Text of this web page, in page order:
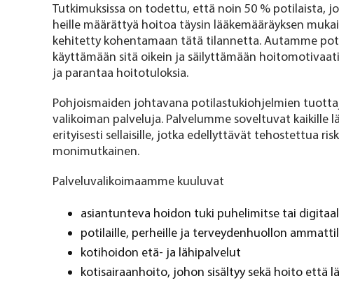
Tutkimuksissa on todettu, että noin 50 % potilaista,
heille määrättyä hoitoa täysin lääkemääräyksen
kehitetty kohentamaan tätä tilannetta. Autamme
käyttämään sitä oikein ja säilyttämään
ja parantaa hoitotuloksia.
Pohjoismaiden johtavana potilastukiohjelmien
valikoiman palveluja. Palvelumme soveltuvat kaikille
erityisesti sellaisille, jotka edellyttävät tehostettua
monimutkainen.
Palveluvalikoimaamme kuuluvat
asiantunteva hoidon tuki puhelimitse tai
potilaille, perheille ja terveydenhuollon
kotihoidon etä- ja lähipalvelut
kotisairaanhoito, johon sisältyy sekä hoito että